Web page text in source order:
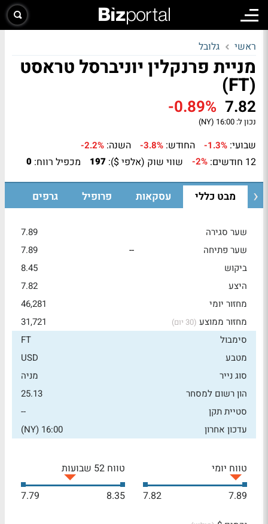
ראשי גלובל
מניית פרנקלין יוניברסל טראסט
(FT)
7.82
-0.89%
נכון ל: 16:00 (NY)
שבועי: -1.3% החודש: -3.8% השנה: -2.2%
12 חודשים: -2% שווי שוק (אלפי $): 197 מכפיל רווח: 0
מבט כללי עסקאות פרופיל גרפים
שער סגירה
7.89
שער פתיחה
--
7.89
ביקוש
8.45
היצע
7.82
מחזור יומי
46,281
מחזור ממוצע (30 יום)
31,721
סימבול
FT
מטבע
USD
סוג נייר
מניה
הון רשום למסחר
25.13
סטיית תקן
--
עדכון אחרון
16:00 (NY)
טווח יומי
7.89
7.82
טווח 52 שבועות
8.35
7.79